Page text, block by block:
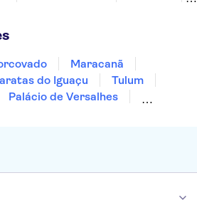
Maracanã
do Iguaçu
Tulum
Palácio de Versalhes